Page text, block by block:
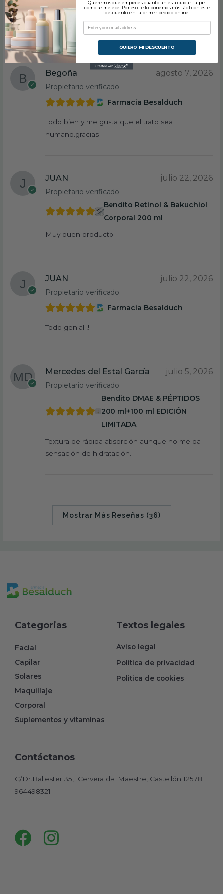
cápsulas
Bien
Begoña
Propietario verificado
agosto 7, 2026
Farmacia Besalduch
Todo bien y me gusta que el trato sea
humano.gracias
JUAN
Propietario verificado
julio 22, 2026
Bendito Retinol & Bakuchiol
Corporal 200 ml
Muy buen producto
JUAN
Propietario verificado
julio 22, 2026
Farmacia Besalduch
Todo genial !!
Mercedes del Estal García
Propietario verificado
julio 5, 2026
Bendito DMAE & PÉPTIDOS
200 ml+100 ml EDICIÓN
LIMITADA
Textura de rápida absorción aunque no me da
sensación de hidratación.
Mostrar Más Reseñas (36)
Categorias
Facial
Capilar
Solares
Maquillaje
Corporal
Suplementos y vitaminas
Textos legales
Aviso legal
Política de privacidad
Politica de cookies
Contáctanos
C/Dr.Ballester 35, Cervera del Maestre, Castellón 12578
964498321
Facebook
Instagram
Queremos que empieces cuanto antes a cuidar tu piel
como se merece. Por eso te lo ponemos más fácil con este
descuento en tu primer pedido online.
QUIERO MI DESCUENTO